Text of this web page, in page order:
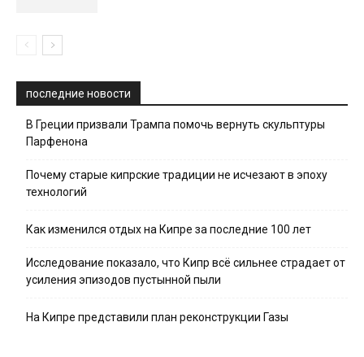
последние новости
В Греции призвали Трампа помочь вернуть скульптуры
Парфенона
Почему старые кипрские традиции не исчезают в эпоху
технологий
Как изменился отдых на Кипре за последние 100 лет
Исследование показало, что Кипр всё сильнее страдает от
усиления эпизодов пустынной пыли
На Кипре представили план реконструкции Газы